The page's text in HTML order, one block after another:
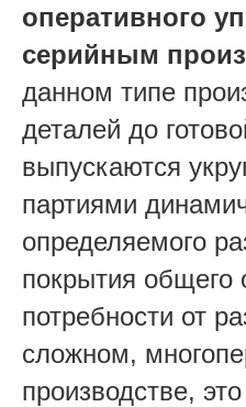
оперативного
серийным
данном типе
деталей до
выпускаются
партиями
определяемого
покрытия общего
потребности от
сложном,
производстве,